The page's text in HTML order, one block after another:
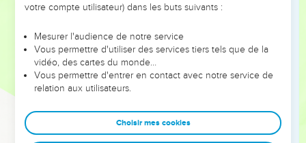
Moïse dit : « Pourquoi enfreignez-vous l'ordre de l'Eternel ?
Ne montez pas, car l'Eternel n'est pas au milieu de vous.
Ne vous faites pas battre par vos ennemis.
En effet, les Amalécites et les Cananéens sont là devant
vous et vous tomberez par l'épée. Puisque vous vous êtes
détournés de lui, l'Eternel ne sera pas avec vous. »
Ils s'obstinèrent à monter au sommet de la montagne,
votre compte utilisateur) dans les buts suivants :
Mesurer l'audience de notre service
Vous permettre d'utiliser des services tiers tels que de la
vidéo, des cartes du monde…
Vous permettre d'entrer en contact avec notre service de
relation aux utilisateurs.
Choisir mes cookies